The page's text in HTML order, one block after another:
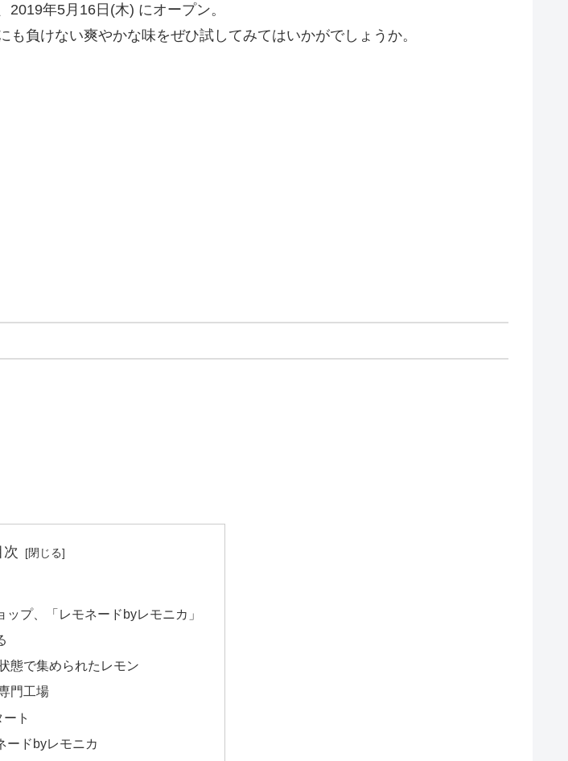
年5月16日(木) にオープン。
負けない爽やかな味をぜひ試してみてはいかがでしょうか。
次
プ、「レモネードbyレモニカ」
態で集められたレモン
門工場
ト
ードbyレモニカ